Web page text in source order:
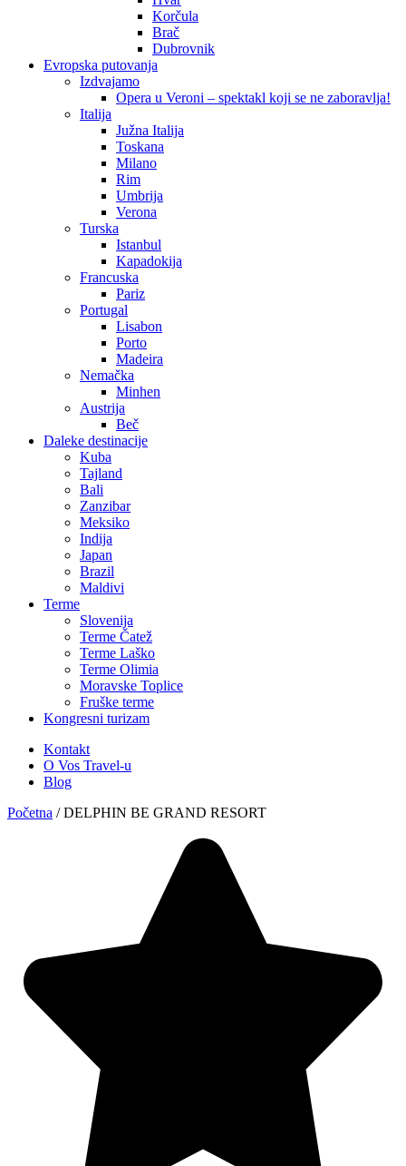
Korčula
Brač
Dubrovnik
Evropska putovanja
Izdvajamo
Opera u Veroni – spektakl koji se ne zaboravlja!
Italija
Južna Italija
Toskana
Milano
Rim
Umbrija
Verona
Turska
Istanbul
Kapadokija
Francuska
Pariz
Portugal
Lisabon
Porto
Madeira
Nemačka
Minhen
Austrija
Beč
Daleke destinacije
Kuba
Tajland
Bali
Zanzibar
Meksiko
Indija
Japan
Brazil
Maldivi
Terme
Slovenija
Terme Čatež
Terme Laško
Terme Olimia
Moravske Toplice
Fruške terme
Kongresni turizam
Kontakt
O Vos Travel-u
Blog
Početna /DELPHIN BE GRAND RESORT